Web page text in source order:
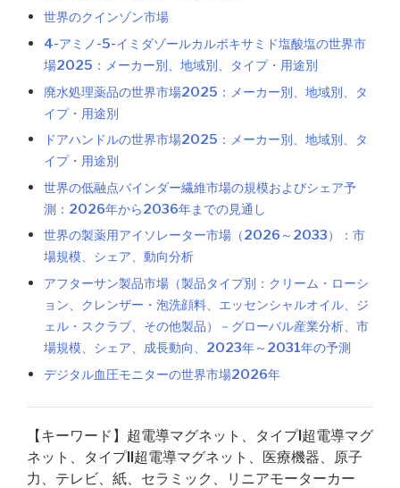
世界のクインゾン市場
4-アミノ-5-イミダゾールカルボキサミド塩酸塩の世界市
場2025：メーカー別、地域別、タイプ・用途別
廃水処理薬品の世界市場2025：メーカー別、地域別、タ
イプ・用途別
ドアハンドルの世界市場2025：メーカー別、地域別、タ
イプ・用途別
世界の低融点バインダー繊維市場の規模およびシェア予
測：2026年から2036年までの見通し
世界の製薬用アイソレーター市場（2026～2033）：市
場規模、シェア、動向分析
アフターサン製品市場（製品タイプ別：クリーム・ローシ
ョン、クレンザー・泡洗顔料、エッセンシャルオイル、ジ
ェル・スクラブ、その他製品）－グローバル産業分析、市
場規模、シェア、成長動向、2023年～2031年の予測
デジタル血圧モニターの世界市場2026年
【キーワード】超電導マグネット、タイプI超電導マグ
ネット、タイプII超電導マグネット、医療機器、原子
力、テレビ、紙、セラミック、リニアモーターカー